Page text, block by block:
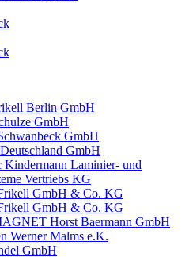
Berlin GmbH
GmbH
GmbH
GmbH
Laminier- und
Vertriebs KG
GmbH & Co. KG
GmbH & Co. KG
Horst Baermann GmbH
Werner Malms e.K.
GmbH